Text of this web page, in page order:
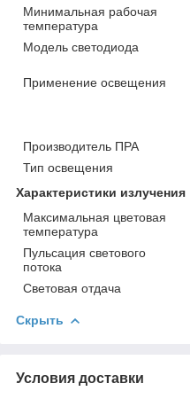
Минимальная рабочая
температура
Модель светодиода
Применение освещения
Производитель ПРА
Тип освещения
Характеристики излучения
Максимальная цветовая
температура
Пульсация светового
потока
Световая отдача
Скрыть
Условия доставки